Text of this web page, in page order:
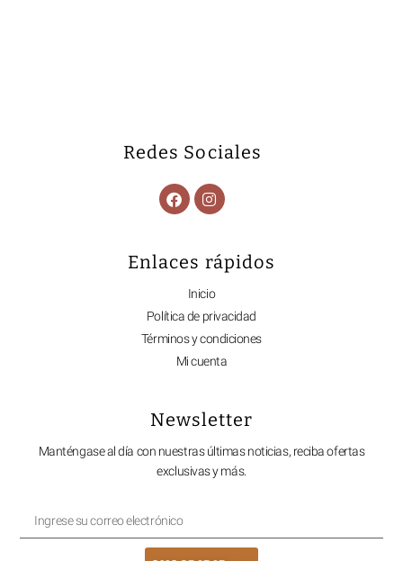
Redes Sociales
Enlaces rápidos
Inicio
Política de privacidad
Términos y condiciones
Mi cuenta
Newsletter
Manténgase al día con nuestras últimas noticias, reciba ofertas
exclusivas y más.